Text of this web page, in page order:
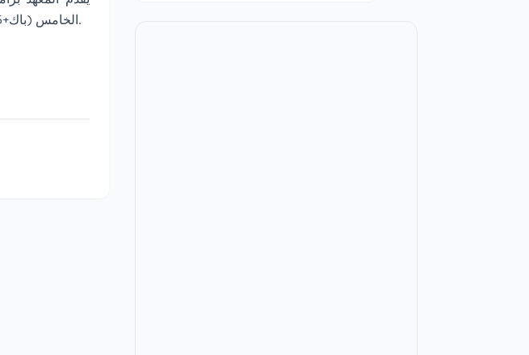
الخامس (باك+5)، متاحة من مرحلة ما بعد البكالوريا إلى المستوى الجامعي الرابع (باك+4).